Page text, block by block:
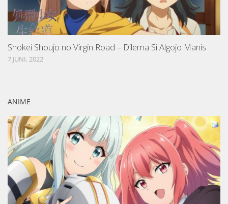
Shokei Shoujo no Virgin Road – Dilema Si Algojo Manis
7 JUNI, 2022
ANIME